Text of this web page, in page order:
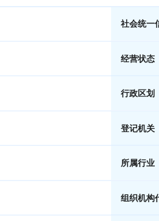
社会统一
经营状态
行政区划
登记机关
所属行业
组织机构